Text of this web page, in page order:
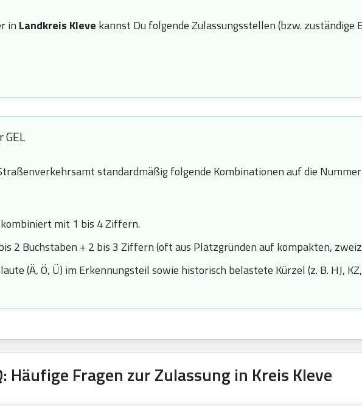
in Landkreis Kleve kannst Du folgende Zulassungsstellen (bzw. zuständige
standardmäßig folgende Kombinationen auf die
mit 1 bis 4 Ziffern.
2 Buchstaben + 2 bis 3 Ziffern (oft aus Platzgründen auf kompakten,
(Ä, Ö, Ü) im Erkennungsteil sowie historisch belastete Kürzel (z. B. HJ,
Häufige Fragen zur Zulassung in Kreis Kleve